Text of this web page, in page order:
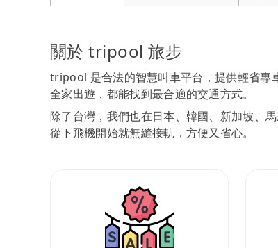
關於 tripool 旅步
tripool 是合法的智慧叫車平台，提供輕省專
全家出遊，都能找到最合適的交通方式。
除了台灣，我們也在日本、韓國、新加坡、
從下飛機開始就無縫接軌，方便又省心。